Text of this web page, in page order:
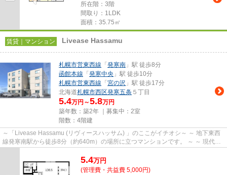
所在階：3階
間取り：1LDK
面積：35.75㎡
賃貸｜マンション Livease Hassamu
札幌市営東西線 「 発寒南 」駅 徒歩8分
函館本線 「 発寒中央 」駅 徒歩10分
札幌市営東西線 「 宮の沢 」駅 徒歩17分
北海道札幌市西区発寒五条 ５丁目
5.4万円～5.8万円
築年数：築2年 ｜募集中： 2室
階数：4階建
～「Livease Hassamu (リヴィースハッサム) 」のここがイチオシ～ ～ 地下東西
線発寒南駅から徒歩8分（約640m）の場所に立つマンションです。 ～ ～ 現代生
5.4万円
(管理費・共益費 5,000円)